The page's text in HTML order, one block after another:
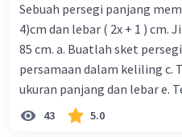
Sebuah persegi panjang
4)cm dan lebar ( 2x + 1 ) cm.
85 cm. a. Buatlah sket
persamaan dalam keliling c.
ukuran panjang dan lebar e.
43 5.0